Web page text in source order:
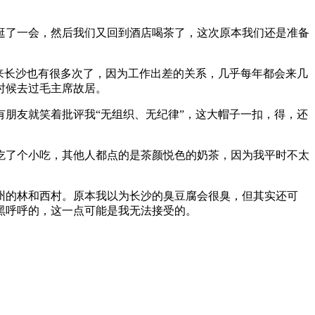
一会，然后我们又回到酒店喝茶了，这次原本我们还是准备
沙也有很多次了，因为工作出差的关系，几乎每年都会来几
去过毛主席故居。
友就笑着批评我“无组织、无纪律”，这大帽子一扣，得，还
个小吃，其他人都点的是茶颜悦色的奶茶，因为我平时不太
林和西村。原本我以为长沙的臭豆腐会很臭，但其实还可
呼的，这一点可能是我无法接受的。